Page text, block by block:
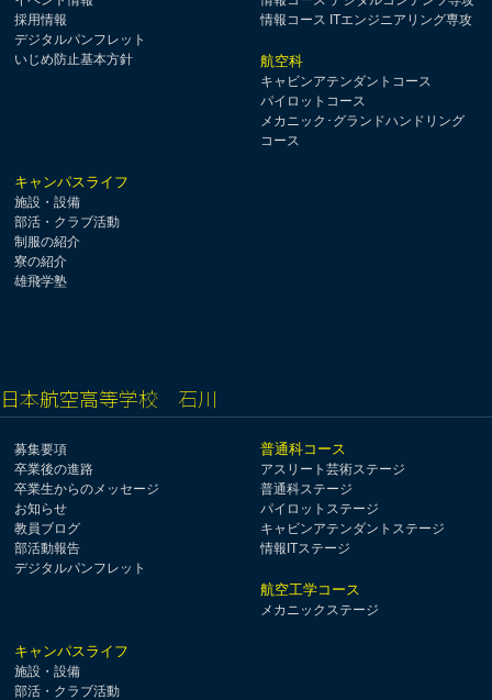
採用情報
デジタルパンフレット
いじめ防止基本方針
情報コース ITエンジニアリング専攻
航空科
キャビンアテンダントコース
パイロットコース
メカニック･グランドハンドリング
コース
キャンパスライフ
施設・設備
部活・クラブ活動
制服の紹介
寮の紹介
雄飛学塾
日本航空高等学校 石川
募集要項
卒業後の進路
卒業生からのメッセージ
お知らせ
教員ブログ
部活動報告
デジタルパンフレット
普通科コース
アスリート芸術ステージ
普通科ステージ
パイロットステージ
キャビンアテンダントステージ
情報ITステージ
航空工学コース
メカニックステージ
キャンパスライフ
施設・設備
部活・クラブ活動